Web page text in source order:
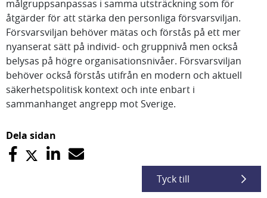
målgruppsanpassas i samma utsträckning som för
åtgärder för att stärka den personliga försvarsviljan.
Försvarsviljan behöver mätas och förstås på ett mer
nyanserat sätt på individ- och gruppnivå men också
belysas på högre organisationsnivåer. Försvarsviljan
behöver också förstås utifrån en modern och aktuell
säkerhetspolitisk kontext och inte enbart i
sammanhanget angrepp mot Sverige.
Dela sidan
Tyck till